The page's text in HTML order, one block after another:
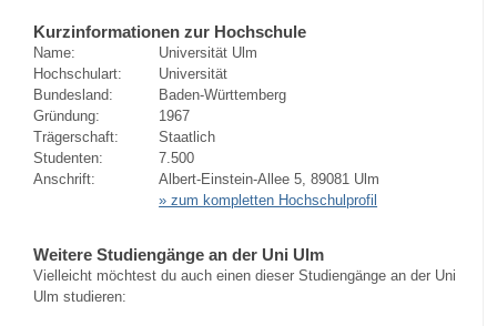
Kurzinformationen zur Hochschule
Name:
Universität Ulm
Hochschulart:
Universität
Bundesland:
Baden-Württemberg
Gründung:
1967
Trägerschaft:
Staatlich
Studenten:
7.500
Anschrift:
Albert-Einstein-Allee 5, 89081 Ulm
» zum kompletten Hochschulprofil
Weitere Studiengänge an der Uni Ulm
Vielleicht möchtest du auch einen dieser Studiengänge an der Uni
Ulm studieren: